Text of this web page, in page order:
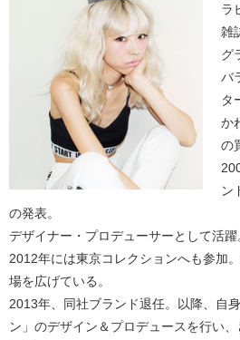
ラ
雑
グ
バ
タ
か
の
ン
の発表。
デザイナー・プロデューサーとして活躍
2012年には東京コレクションへも参加
場を広げている。
2013年、同社ブランド退任。以降、自
ン」のデザイン＆プロデュースを行い